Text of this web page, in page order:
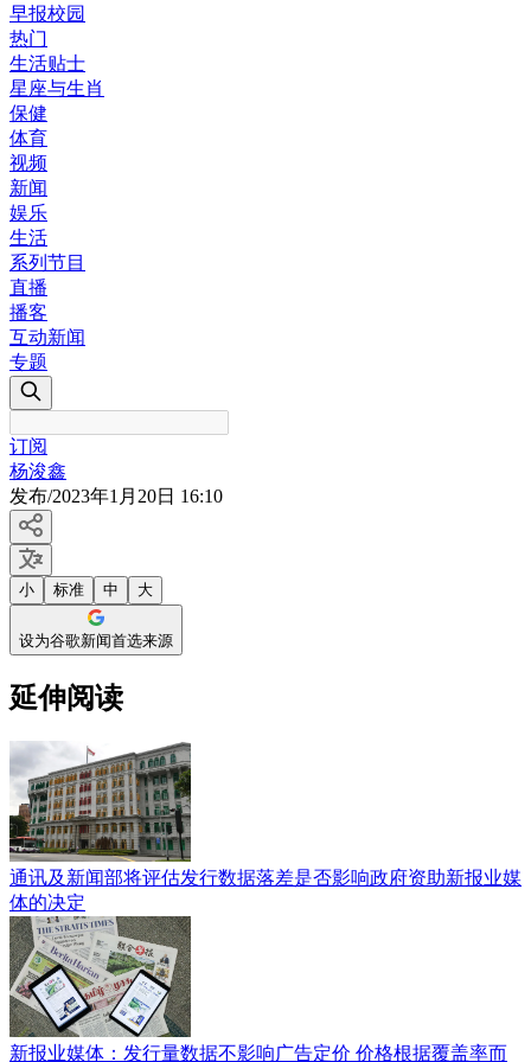
早报校园
热门
生活贴士
星座与生肖
保健
体育
视频
新闻
娱乐
生活
系列节目
直播
播客
互动新闻
专题
订阅
杨浚鑫
发布/2023年1月20日 16:10
小 标准 中 大
设为谷歌新闻首选来源
延伸阅读
通讯及新闻部将评估发行数据落差是否影响政府资助新报业媒
体的决定
新报业媒体：发行量数据不影响广告定价 价格根据覆盖率而